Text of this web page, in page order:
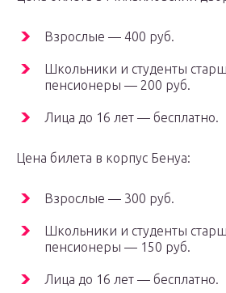
Взрослые — 400 руб.
Школьники и студенты
пенсионеры — 200 руб.
Лица до 16 лет — бесплатно.
Цена билета в корпус Бенуа:
Взрослые — 300 руб.
Школьники и студенты
пенсионеры — 150 руб.
Лица до 16 лет — бесплатно.